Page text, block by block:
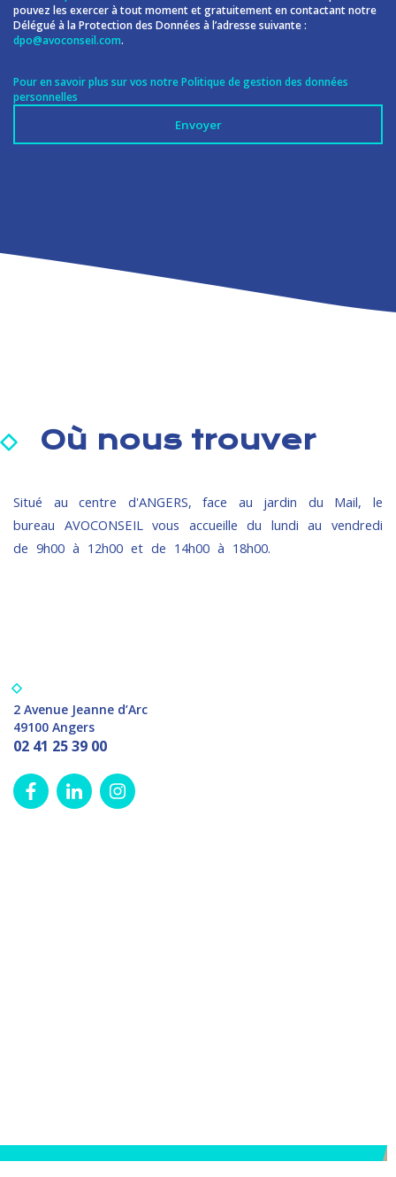
pouvez les exercer à tout moment et gratuitement en contactant notre
Délégué à la Protection des Données à l’adresse suivante :
dpo@avoconseil.com.
Pour en savoir plus sur vos notre Politique de gestion des données
personnelles
Où nous trouver
Situé au centre d'ANGERS, face au jardin du Mail, le
bureau AVOCONSEIL vous accueille du lundi au vendredi
de 9h00 à 12h00 et de 14h00 à 18h00.
2 Avenue Jeanne d’Arc
49100 Angers
02 41 25 39 00